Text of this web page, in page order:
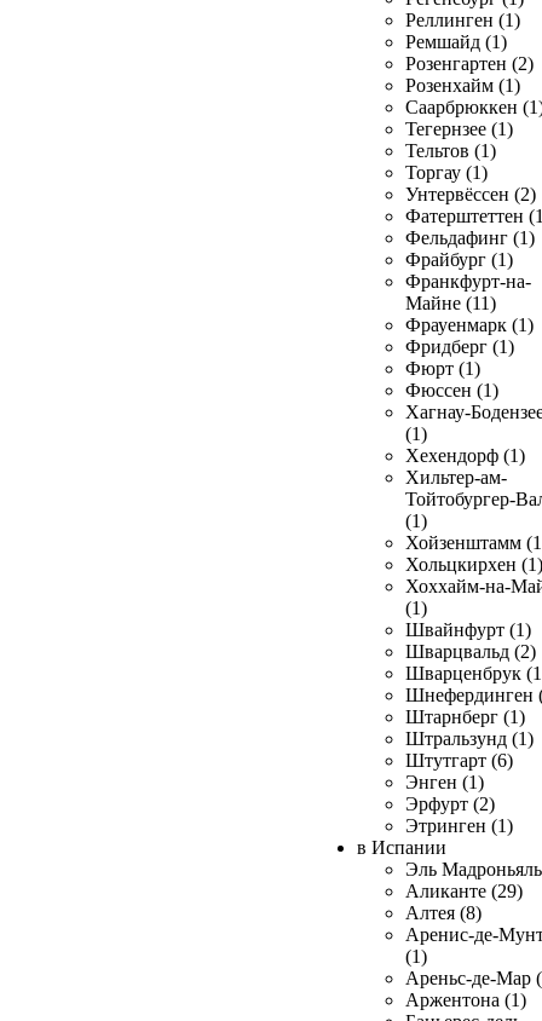
Реллинген (1)
Ремшайд (1)
Розенгартен (2)
Розенхайм (1)
Саарбрюккен
Тегернзее (1)
Тельтов (1)
Торгау (1)
Унтервёссен (2)
Фатерштеттен
Фельдафинг (1)
Фрайбург (1)
Франкфурт-на-
Майне (11)
Фрауенмарк (1)
Фридберг (1)
Фюрт (1)
Фюссен (1)
Хагнау-
(1)
Хехендорф (1)
Хильтер-ам-
Тойтобургер-
(1)
Хойзенштамм
Хольцкирхен (1)
Хоххайм-на-
(1)
Швайнфурт (1)
Шварцвальд (2)
Шварценбрук
Шнефердинген
Штарнберг (1)
Штральзунд (1)
Штутгарт (6)
Энген (1)
Эрфурт (2)
Этринген (1)
в Испании
Эль
Аликанте (29)
Алтея (8)
Аренис-де-
(1)
Ареньс-де-Мар
Аржентона (1)